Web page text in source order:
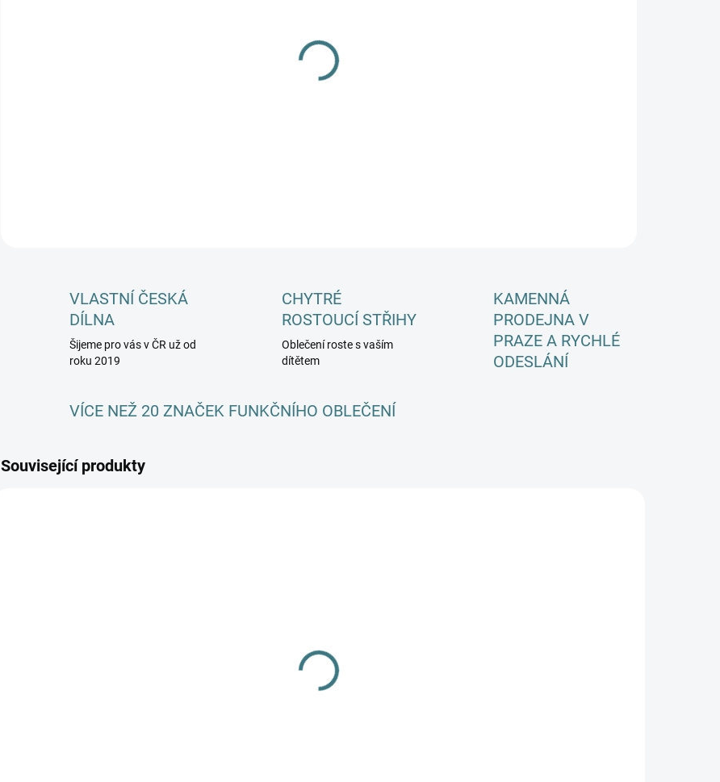
MŮŽEME DORUČIT DO:
VLASTNÍ ČESKÁ
DÍLNA
Šijeme pro vás v ČR už od
roku 2019
CHYTRÉ
ROSTOUCÍ STŘIHY
Oblečení roste s vaším
dítětem
KAMENNÁ
PRODEJNA V
PRAZE A RYCHLÉ
ODESLÁNÍ
VÍCE NEŽ 20 ZNAČEK FUNKČNÍHO OBLEČENÍ
Související produkty